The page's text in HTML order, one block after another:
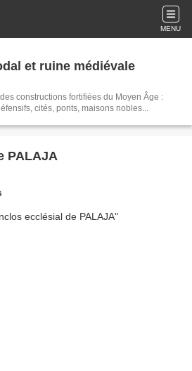
MENU
et ruine médiévale
constructions fortifiées du Moyen Âge :
cités, ponts, maisons nobles...
PALAJA